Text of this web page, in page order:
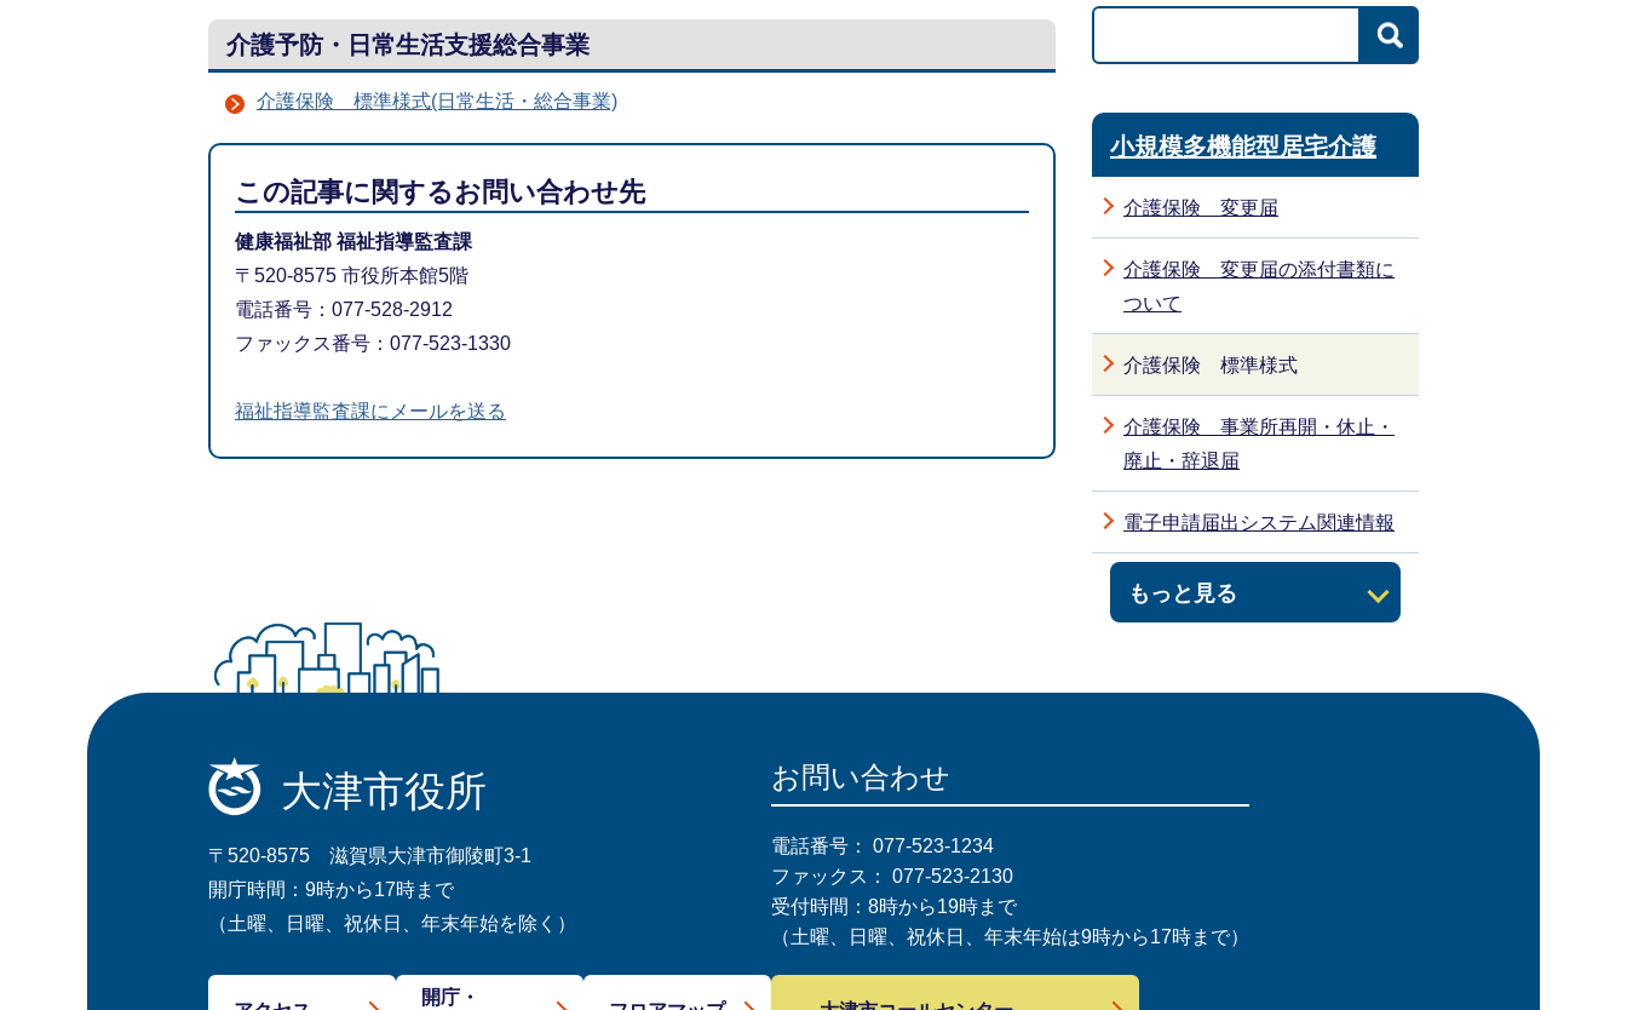
介護予防・日常生活支援総合事業
介護保険 標準様式(日常生活・総合事業)
この記事に関するお問い合わせ先
健康福祉部 福祉指導監査課
〒520-8575 市役所本館5階
電話番号：077-528-2912
ファックス番号：077-523-1330
福祉指導監査課にメールを送る
小規模多機能型居宅介護
介護保険 変更届
介護保険 変更届の添付書類に
ついて
介護保険 標準様式
もっと見る
介護保険 事業所再開・休止・
廃止・辞退届
電子申請届出システム関連情報
大津市役所
〒520-8575 滋賀県大津市御陵町3-1
開庁時間：9時から17時まで
（土曜、日曜、祝休日、年末年始を除く）
開庁・
お問い合わせ
電話番号： 077-523-1234
ファックス： 077-523-2130
受付時間：8時から19時まで
（土曜、日曜、祝休日、年末年始は9時から17時まで）